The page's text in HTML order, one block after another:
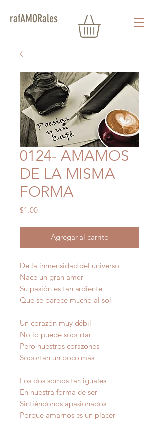
rafAMORales
0124- AMAMOS
DE LA MISMA
FORMA
$1.00Precio
Agregar al carrito
De la inmensidad del universo
Nace un gran amor
Su pasión es tan ardiente
Que se parece mucho al sol
Un corazón muy débil
No lo puede soportar
Pero nuestros corazones
Soportan un poco más
Los dos somos tan iguales
En nuestra forma de ser
Sintiéndonos apasionados
Porque amarnos es un placer